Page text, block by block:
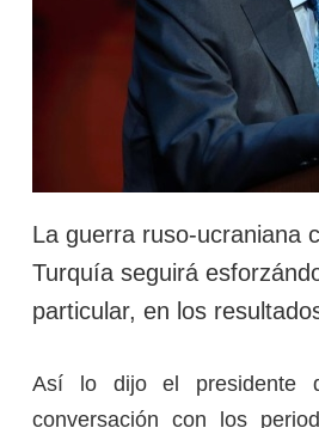
La guerra ruso-ucraniana
Turquía seguirá
particular, en los
Así lo dijo el presidente
conversación con los